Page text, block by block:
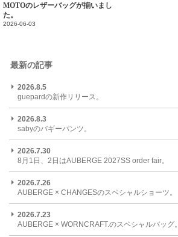
MOTOのレザーバッグが揃いまし
た。
2026-06-03
最新の記事
2026.8.5
guepardの新作リリース。
2026.8.3
sabyのバギーパンツ。
2026.7.30
8月1日、2日はAUBERGE 2027SS order fair。
2026.7.26
AUBERGE × CHANGESのスペシャルショーツ。
2026.7.23
AUBERGE × WORNCRAFT.のスペシャルバッグ。